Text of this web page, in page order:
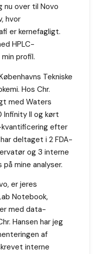
over til Novo
hvor
er kernefagligt.
HPLC-
profil.
Tekniske
Hos Chr.
med Waters
Infinity II og kørt
efter
deltaget i 2 FDA-
og 3 interne
mine analyser.
er jeres
Notebook,
med data-
Hansen har jeg
af
interne